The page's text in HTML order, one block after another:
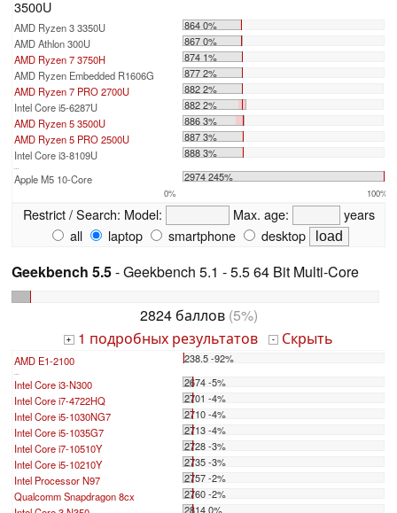
3500U
AMD Ryzen 3 3350U
864 0%
AMD Athlon 300U
867 0%
AMD Ryzen 7 3750H
874 1%
AMD Ryzen Embedded R1606G
877 2%
AMD Ryzen 7 PRO 2700U
882 2%
Intel Core i5-6287U
882 2%
AMD Ryzen 5 3500U
886 3%
AMD Ryzen 5 PRO 2500U
887 3%
Intel Core i3-8109U
888 3%
...
Apple M5 10-Core 2974 245%
0% 100%
Restrict / Search: Model: Max. age:
years
all
laptop smartphone desktop
Geekbench 5.5- Geekbench 5.1 - 5.5 64 Bit Multi-Core
2824 баллов(5%)
+ 1 подробных результатов - Скрыть
AMD E1-2100 238.5 -92%
Intel Core i3-N300
2674 -5%
Intel Core i7-4722HQ
2701 -4%
Intel Core i5-1030NG7
2710 -4%
Intel Core i5-1035G7
2713 -4%
Intel Core i7-10510Y
2728 -3%
Intel Core i5-10210Y
2735 -3%
Intel Processor N97
2757 -2%
Qualcomm Snapdragon 8cx
2760 -2%
2814 0%